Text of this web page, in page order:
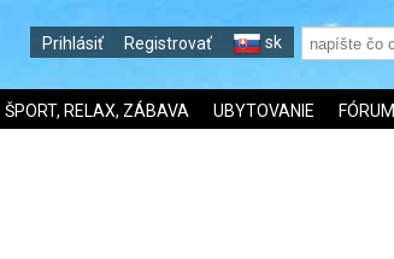
Prihlásiť Registrovať sk
ŠPORT, RELAX, ZÁBAVA UBYTOVANIE FÓRUM